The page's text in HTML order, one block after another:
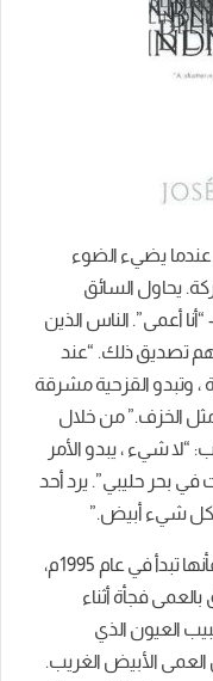
عندما يضيء الضوء
يحاول السائق
أعمى”. الناس الذين
تصديق ذلك. “عند
، وتبدو القزحية مشرقة
الخزف.” من خلال
“لا شيء ، يبدو الأمر
بحر حليبي”. يرد أحد
كل شيء أبيض.”
تبدأ في عام 1995م،
فجأة أثناء
العيون الذي
الأبيض الغريب.